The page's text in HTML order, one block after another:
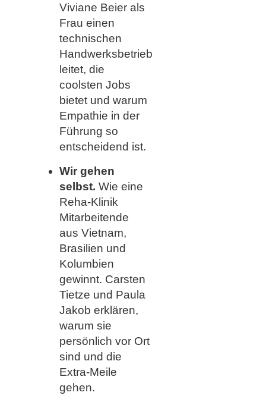
Viviane Beier als
Frau einen
technischen
Handwerksbetrieb
leitet, die
coolsten Jobs
bietet und warum
Empathie in der
Führung so
entscheidend ist.
Wir gehen
selbst. Wie eine
Reha-Klinik
Mitarbeitende
aus Vietnam,
Brasilien und
Kolumbien
gewinnt. Carsten
Tietze und Paula
Jakob erklären,
warum sie
persönlich vor Ort
sind und die
Extra-Meile
gehen.